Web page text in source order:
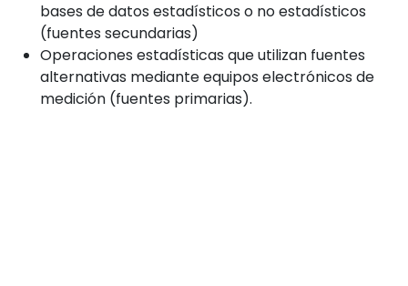
bases de datos estadísticos o no estadísticos
(fuentes secundarias)
Operaciones estadísticas que utilizan fuentes
alternativas mediante equipos electrónicos de
medición (fuentes primarias).